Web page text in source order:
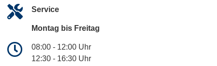
Service
Montag bis Freitag
08:00 - 12:00 Uhr
12:30 - 16:30 Uhr